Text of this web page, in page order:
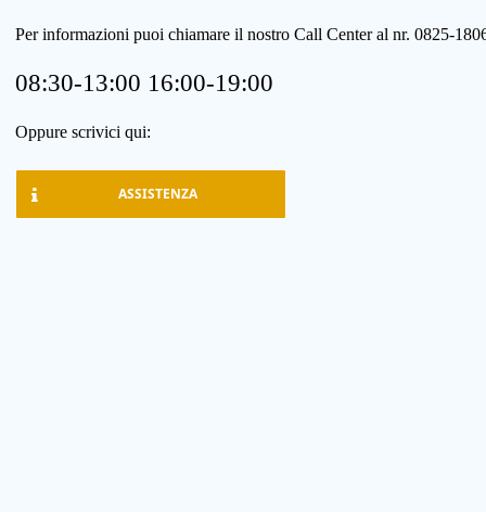
Per informazioni puoi chiamare il nostro Call Center al nr. 0825-
08:30-13:00 16:00-19:00
Oppure scrivici qui:
ASSISTENZA